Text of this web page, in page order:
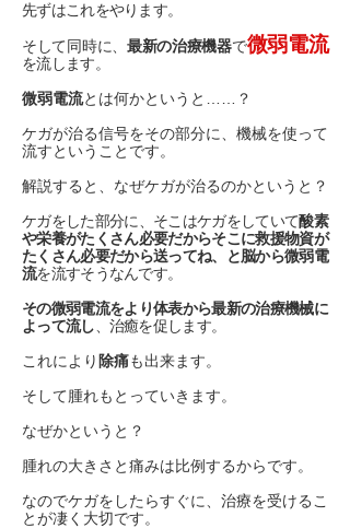
先ずはこれをやります。
そして同時に、 最新の治療機器で微弱電流
を流します。
微弱電流とは何かというと……？
ケガが治る信号をその部分に、機械を使って
流すということです。
解説すると、なぜケガが治るのかというと？
ケガをした部分に、そこはケガをしていて酸素
や栄養がたくさん必要だからそこに救援物資が
たくさん必要だから送ってね、と脳から微弱電
流を流すそうなんです。
その微弱電流をより体表から最新の治療機械に
よって流し 、治癒を促します。
これにより 除痛も出来ます。
そして腫れもとっていきます。
なぜかというと？
腫れの大きさと痛みは比例するからです。
なのでケガをしたらすぐに、治療を受けるこ
とが凄く大切です。